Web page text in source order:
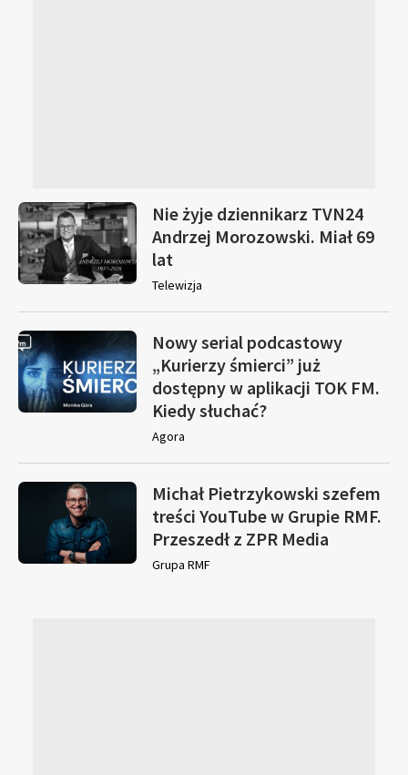
Nie żyje dziennikarz TVN24
Andrzej Morozowski. Miał 69
lat
Telewizja
Nowy serial podcastowy
„Kurierzy śmierci” już
dostępny w aplikacji TOK FM.
Kiedy słuchać?
Agora
Michał Pietrzykowski szefem
treści YouTube w Grupie RMF.
Przeszedł z ZPR Media
Grupa RMF